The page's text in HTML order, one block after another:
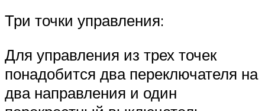
Три точки управления:
Для управления из трех точек
понадобится два переключателя на
два направления и один